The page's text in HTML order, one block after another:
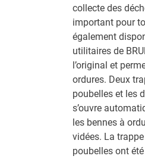
collecte des
important pour
également
utilitaires de
l’original et
ordures. Deux
poubelles et les
s’ouvre
les bennes à
vidées. La
poubelles ont